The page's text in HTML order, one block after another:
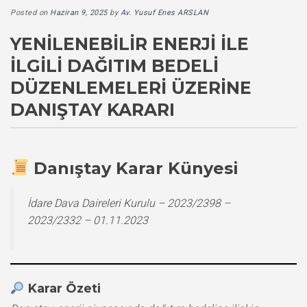
Posted on Haziran 9, 2025byAv. Yusuf Enes ARSLAN
YENILENEBILIR ENERJI İLE
İLGILI DAĞITIM BEDELI
DÜZENLEMELERI ÜZERINE
DANIŞTAY KARARI
Danıştay Karar Künyesi
İdare Dava Daireleri Kurulu – 2023/2398 –
2023/2332 – 01.11.2023
Karar Özeti